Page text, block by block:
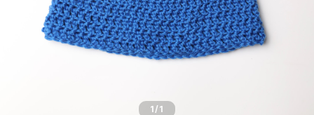
1/1